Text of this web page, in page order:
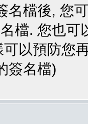
名檔後, 您
檔. 您也
以預防您
簽名檔)